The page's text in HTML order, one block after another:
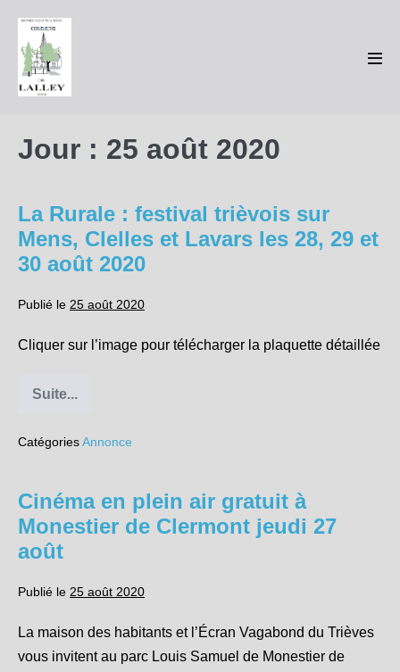
contenu
Jour : 25 août 2020
La Rurale : festival trièvois sur
Mens, Clelles et Lavars les 28, 29 et
30 août 2020
Publié le 25 août 2020
Cliquer sur l’image pour télécharger la plaquette détaillée
Suite...
La
festival
Clelles
Lavars
les
28,
et
30
2020
CatégoriesAnnonce
Cinéma en plein air gratuit à
Monestier de Clermont jeudi 27
août
Publié le 25 août 2020
La maison des habitants et l’Écran Vagabond du Trièves
vous invitent au parc Louis Samuel de Monestier de